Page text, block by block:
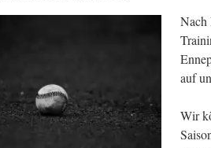
Nach
auf
Wir